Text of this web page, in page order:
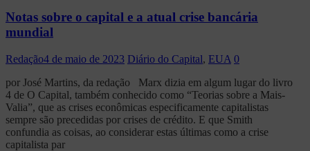
Notas sobre o capital e a atual crise bancária
mundial
Redação4 de maio de 2023 Diário do Capital, EUA 0
por José Martins, da redação Marx dizia em algum lugar do livro
4 de O Capital, também conhecido como “Teorias sobre a Mais-
Valia”, que as crises econômicas especificamente capitalistas
sempre são precedidas por crises de crédito. E que Smith
confundia as coisas, ao considerar estas últimas como a crise
capitalista par